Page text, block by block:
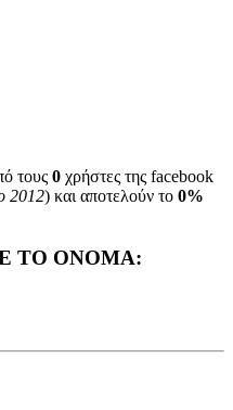
τους 0 χρήστες της facebook
2012) και αποτελούν το 0%
ΤΟ ΟΝΟΜΑ: